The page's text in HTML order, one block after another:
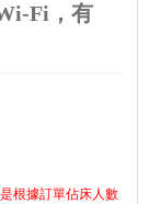
Fi，有
根據訂單佔床人數